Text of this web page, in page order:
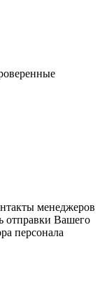
менеджеров
отправки Вашего
персонала